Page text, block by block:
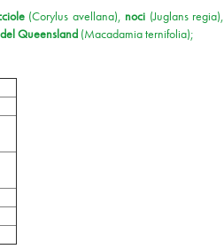
(Corylus avellana), noci (Juglans regia),
Queensland (Macadamia ternifolia);